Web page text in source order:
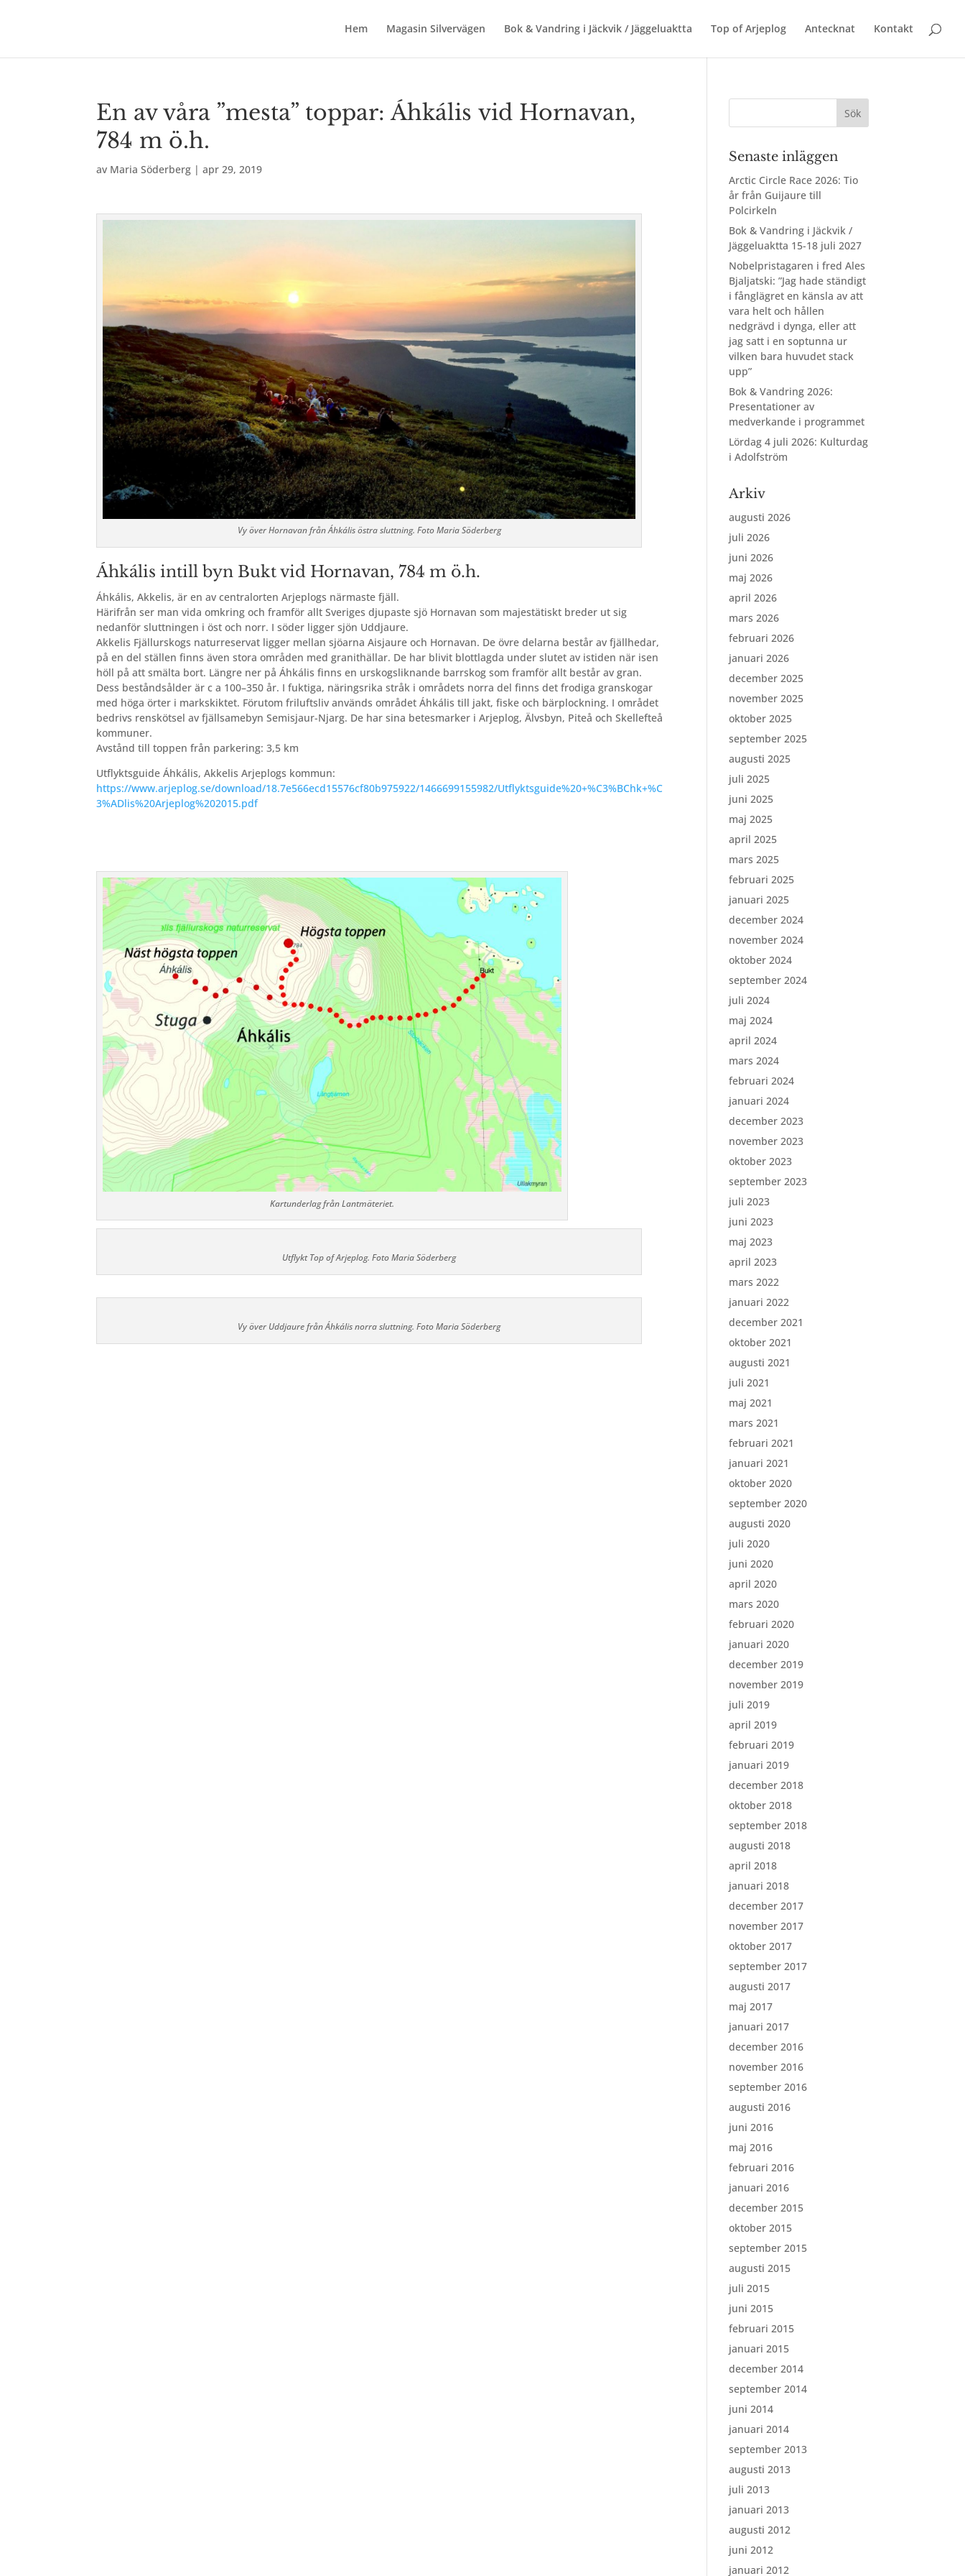
Hem Magasin Silvervägen Bok & Vandring i Jäckvik / Jäggeluaktta Top of Arjeplog Antecknat Kontakt
En av våra ”mesta” toppar: Áhkális vid Hornavan,
784 m ö.h.
av Maria Söderberg |apr 29, 2019
Vy över Hornavan från Áhkális östra sluttning. Foto Maria Söderberg
Áhkális intill byn Bukt vid Hornavan, 784 m ö.h.
Áhkális, Akkelis, är en av centralorten Arjeplogs närmaste fjäll.
Härifrån ser man vida omkring och framför allt Sveriges djupaste sjö Hornavan som majestätiskt breder ut sig
nedanför sluttningen i öst och norr. I söder ligger sjön Uddjaure.
Akkelis Fjällurskogs naturreservat ligger mellan sjöarna Aisjaure och Hornavan. De övre delarna består av fjällhedar,
på en del ställen finns även stora områden med granithällar. De har blivit blottlagda under slutet av istiden när isen
höll på att smälta bort. Längre ner på Áhkális finns en urskogsliknande barrskog som framför allt består av gran.
Dess beståndsålder är c a 100–350 år. I fuktiga, näringsrika stråk i områdets norra del finns det frodiga granskogar
med höga örter i markskiktet. Förutom friluftsliv används området Áhkális till jakt, fiske och bärplockning. I området
bedrivs renskötsel av fjällsamebyn Semisjaur-Njarg. De har sina betesmarker i Arjeplog, Älvsbyn, Piteå och Skellefteå
kommuner.
Avstånd till toppen från parkering: 3,5 km
Utflyktsguide Áhkális, Akkelis Arjeplogs kommun:
https://www.arjeplog.se/download/18.7e566ecd15576cf80b975922/1466699155982/Utflyktsguide%20+%C3%BChk+%C
3%ADlis%20Arjeplog%202015.pdf
Kartunderlag från Lantmäteriet.
Utflykt Top of Arjeplog. Foto Maria Söderberg
Vy över Uddjaure från Áhkális norra sluttning. Foto Maria Söderberg
Senaste inläggen
Arctic Circle Race 2026: Tio
år från Guijaure till
Polcirkeln
Bok & Vandring i Jäckvik /
Jäggeluaktta 15-18 juli 2027
Nobelpristagaren i fred Ales
Bjaljatski: ”Jag hade ständigt
i fånglägret en känsla av att
vara helt och hållen
nedgrävd i dynga, eller att
jag satt i en soptunna ur
vilken bara huvudet stack
upp”
Bok & Vandring 2026:
Presentationer av
medverkande i programmet
Lördag 4 juli 2026: Kulturdag
i Adolfström
Arkiv
augusti 2026
juli 2026
juni 2026
maj 2026
april 2026
mars 2026
februari 2026
januari 2026
december 2025
november 2025
oktober 2025
september 2025
augusti 2025
juli 2025
juni 2025
maj 2025
april 2025
mars 2025
februari 2025
januari 2025
december 2024
november 2024
oktober 2024
september 2024
juli 2024
maj 2024
april 2024
mars 2024
februari 2024
januari 2024
december 2023
november 2023
oktober 2023
september 2023
juli 2023
juni 2023
maj 2023
april 2023
mars 2022
januari 2022
december 2021
oktober 2021
augusti 2021
juli 2021
maj 2021
mars 2021
februari 2021
januari 2021
oktober 2020
september 2020
augusti 2020
juli 2020
juni 2020
april 2020
mars 2020
februari 2020
januari 2020
december 2019
november 2019
juli 2019
april 2019
februari 2019
januari 2019
december 2018
oktober 2018
september 2018
augusti 2018
april 2018
januari 2018
december 2017
november 2017
oktober 2017
september 2017
augusti 2017
maj 2017
januari 2017
december 2016
november 2016
september 2016
augusti 2016
juni 2016
maj 2016
februari 2016
januari 2016
december 2015
oktober 2015
september 2015
augusti 2015
juli 2015
juni 2015
februari 2015
januari 2015
december 2014
september 2014
juni 2014
januari 2014
september 2013
augusti 2013
juli 2013
januari 2013
augusti 2012
juni 2012
januari 2012